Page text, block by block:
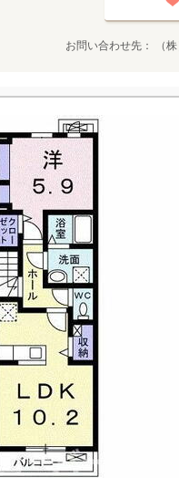
お問い合わせ先 （